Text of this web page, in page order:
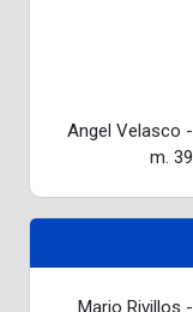
Angel Velasco -
m. 39
Mario Rivillos -